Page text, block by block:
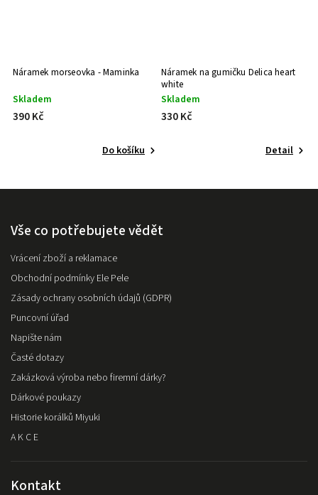
Náramek morseovka - Maminka
Skladem
390 Kč
Do košíku
Náramek na gumičku Delica heart
white
Skladem
330 Kč
Detail
Vše co potřebujete vědět
Vrácení zboží a reklamace
Obchodní podmínky Ele Pele
Zásady ochrany osobních údajů (GDPR)
Puncovní úřad
Napište nám
Časté dotazy
Zakázková výroba nebo firemní dárky?
Dárkové poukazy
Historie korálků Miyuki
A K C E
Kontakt